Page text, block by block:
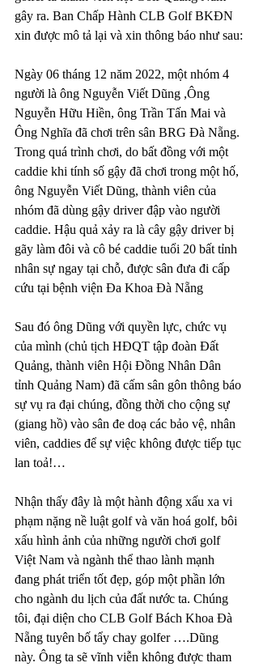
gây ra. Ban Chấp Hành CLB Golf BKĐN
xin được mô tả lại và xin thông báo như sau:
Ngày 06 tháng 12 năm 2022, một nhóm 4
người là ông Nguyễn Viết Dũng ,Ông
Nguyễn Hữu Hiền, ông Trần Tấn Mai và
Ông Nghĩa đã chơi trên sân BRG Đà Nẵng.
Trong quá trình chơi, do bất đồng với một
caddie khi tính số gậy đã chơi trong một hố,
ông Nguyễn Viết Dũng, thành viên của
nhóm đã dùng gậy driver đập vào người
caddie. Hậu quả xảy ra là cây gậy driver bị
gãy làm đôi và cô bé caddie tuổi 20 bất tỉnh
nhân sự ngay tại chỗ, được sân đưa đi cấp
cứu tại bệnh viện Đa Khoa Đà Nẵng
Sau đó ông Dũng với quyền lực, chức vụ
của mình (chủ tịch HĐQT tập đoàn Đất
Quảng, thành viên Hội Đồng Nhân Dân
tỉnh Quảng Nam) đã cấm sân gôn thông báo
sự vụ ra đại chúng, đồng thời cho cộng sự
(giang hồ) vào sân đe doạ các bảo vệ, nhân
viên, caddies để sự việc không được tiếp tục
lan toả!…
Nhận thấy đây là một hành động xấu xa vi
phạm nặng nề luật golf và văn hoá golf, bôi
xấu hình ảnh của những người chơi golf
Việt Nam và ngành thể thao lành mạnh
đang phát triển tốt đẹp, góp một phần lớn
cho ngành du lịch của đất nước ta. Chúng
tôi, đại diện cho CLB Golf Bách Khoa Đà
Nẵng tuyên bố tẩy chay golfer ….Dũng
này. Ông ta sẽ vĩnh viễn không được tham